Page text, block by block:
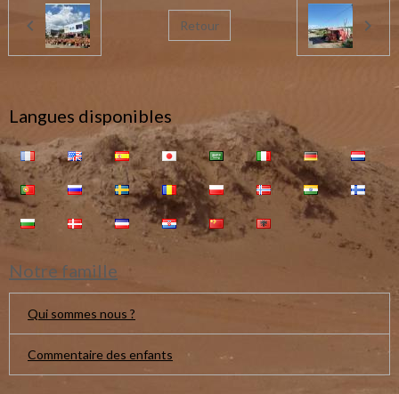
Retour
Langues disponibles
Notre famille
Qui sommes nous ?
Commentaire des enfants